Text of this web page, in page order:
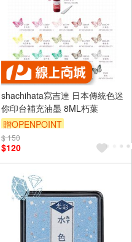
shachihata寫吉達 日本傳統色迷
你印台補充油墨 8ML朽葉
贈OPENPOINT
$ 150
$120